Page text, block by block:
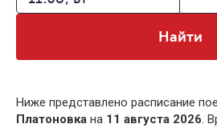
Найти
Ниже представлено расписание
Платоновка на 11 августа 2026.